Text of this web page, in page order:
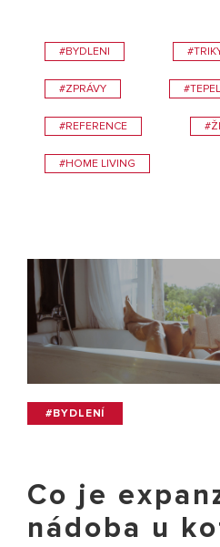
#BYDLENI
#ZPRÁVY
#REFERENCE
#HOME LIVING
#BYDLENÍ
Co je
nádoba u